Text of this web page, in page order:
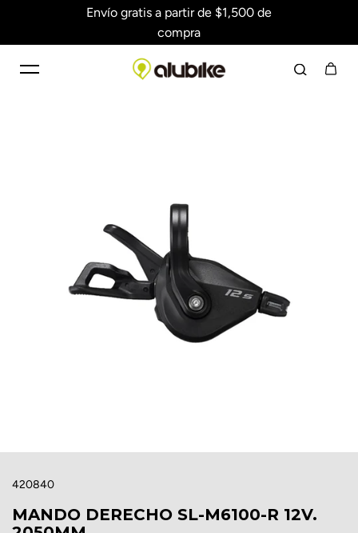
Saltar al contenidoEnvío gratis a partir de $1,500 de
compra
420840
MANDO DERECHO SL-M6100-R 12V.